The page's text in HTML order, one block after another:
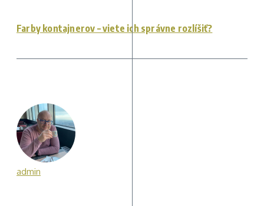
Farby kontajnerov – viete ich správne rozlíšiť?
admin